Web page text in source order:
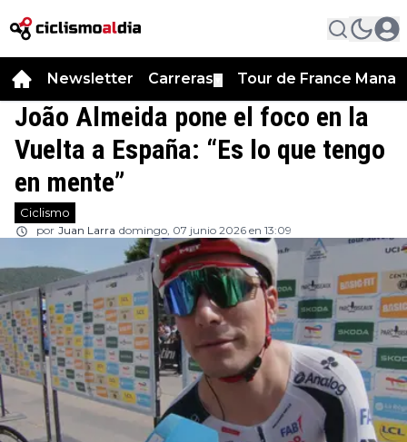
Newsletter Carreras Tour de France
João Almeida pone el foco en la
Vuelta a España: “Es lo que tengo
en mente”
Ciclismo
por Juan Larra domingo, 07 junio 2026 en 13:09